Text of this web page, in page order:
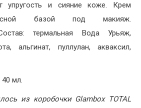
упругость и сияние коже. Крем
базой под макияж.
термальная Вода Урьяж,
альгинат, пуллулан, акваксил,
40 мл.
из коробочки Glambox TOTAL